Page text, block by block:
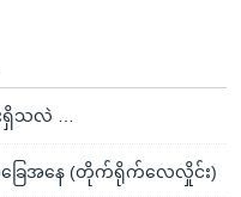
ရှိသလဲ …
အခြေအနေ (တိုက်ရိုက်လေလှိုင်း)